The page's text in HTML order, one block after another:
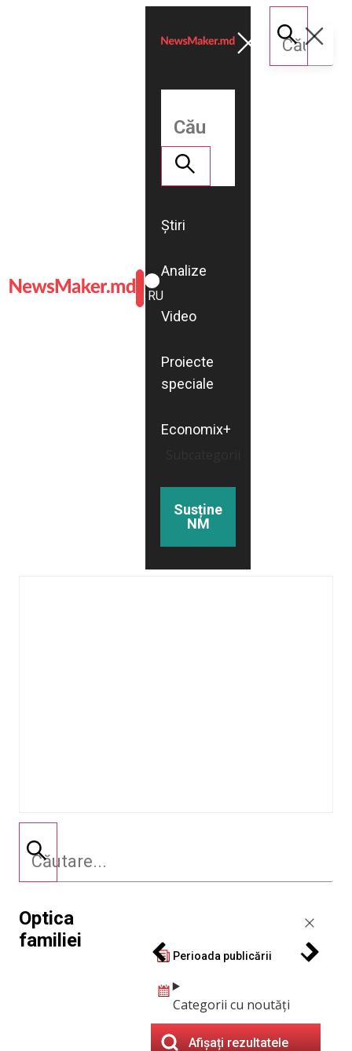
ROMÂNĂ
RU
Știri
Analize
Video
Proiecte
speciale
Economix+
Susține
NM
Optica
familiei
Perioada publicării
Categorii cu noutăți
Afișați rezultatele